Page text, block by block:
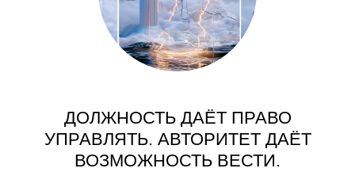
ДОЛЖНОСТЬ ДАЁТ ПРАВО
УПРАВЛЯТЬ. АВТОРИТЕТ ДАЁТ
ВОЗМОЖНОСТЬ ВЕСТИ.